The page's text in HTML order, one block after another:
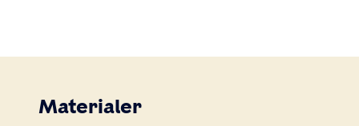
Materialer